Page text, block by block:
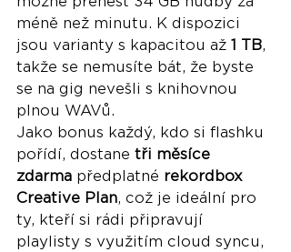
méně než minutu. K dispozici
jsou varianty s kapacitou až 1 TB,
takže se nemusíte bát, že byste
se na gig nevešli s knihovnou
plnou WAVů.
Jako bonus každý, kdo si flashku
pořídí, dostane tři měsíce
zdarma předplatné rekordbox
Creative Plan, což je ideální pro
ty, kteří si rádi připravují
playlisty s využitím cloud syncu,